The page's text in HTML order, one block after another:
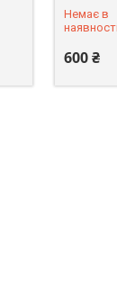
Немає в
600 ₴